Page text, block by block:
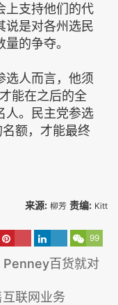
上支持他们的代
说是对各州选民
的争夺。
选人而言，他须
能在之后的全
人。民主党参选
额，才能最终
来源: 柳芳 责编: Kitt
99
Penney百货就对
联网业务